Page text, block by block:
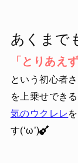
あくまで
「とりあえ
という初心者
を上乗せでき
気のウクレレ
す(‘ω’)